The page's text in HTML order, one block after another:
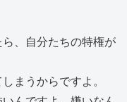
、自分たちの特権が
まうからですよ。